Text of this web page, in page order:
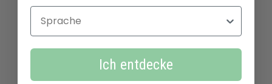
Sprache
Ich entdecke